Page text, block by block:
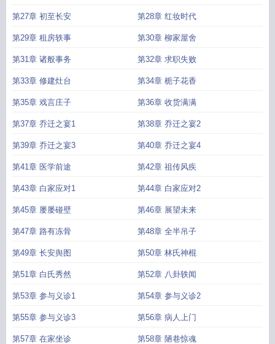
第27章 初至长安 第28章 红妆时代
第29章 租房轶事 第30章 柳家屋舍
第31章 诸般事务 第32章 求职失败
第33章 修建灶台 第34章 栀子花香
第35章 戏言庄子 第36章 收货满满
第37章 乔迁之宴1 第38章 乔迁之宴2
第39章 乔迁之宴3 第40章 乔迁之宴4
第41章 医学前途 第42章 祖传风疾
第43章 白家应对1 第44章 白家应对2
第45章 屡屡碰壁 第46章 展望未来
第47章 路有冻骨 第48章 全半吊子
第49章 长安舆图 第50章 林氏神棍
第51章 白氏秀然 第52章 八卦轶闻
第53章 参与义诊1 第54章 参与义诊2
第55章 参与义诊3 第56章 病人上门
第57章 在家坐诊 第58章 陋巷惊魂